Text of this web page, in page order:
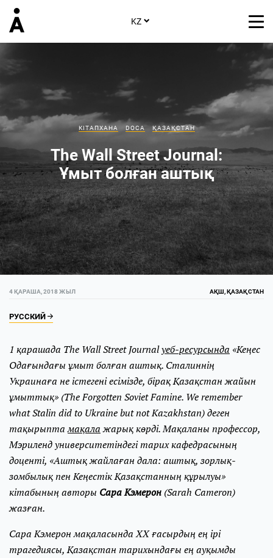
KZ
КІТАПХАНА DOCA ҚАЗАҚСТАН
The Wall Street Journal:
Ұмыт болған аштық
4 ҚАРАША, 2018 ЖЫЛ АҚШ, ҚАЗАҚСТАН
РУССКИЙ
1 қарашада The Wall Street Journalуеб-ресурсында «Кеңес
Одағындағы ұмыт болған аштық. Сталиннің
Украинаға не істегені есімізде, бірақ Қазақстан жайын
ұмыттық» (The Forgotten Soviet Famine. We remember
what Stalin did to Ukraine but not Kazakhstan) деген
тақырыптамақалажарық көрді. Мақаланы профессор,
Мэриленд университетіндегі тарих кафедрасының
доценті, «Аштық жайлаған дала: аштық, зорлық-
зомбылық пен Кеңестік Қазақстанның құрылуы»
кітабының авторы Сара Кэмерон (Sarah Cameron)
жазған.
Сара Кэмерон мақаласында ХХ ғасырдың ең ірі
трагедиясы, Қазақстан тарихындағы ең ауқымды